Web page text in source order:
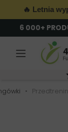
🔥 Letnia
6 000+